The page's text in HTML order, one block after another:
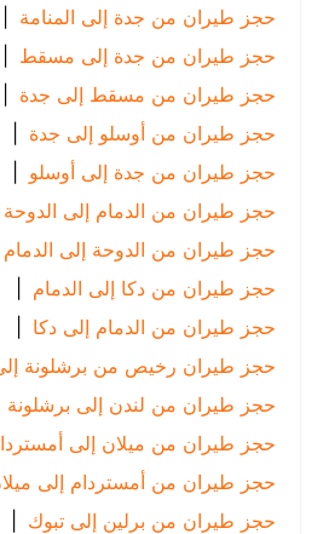
حجز طيران من جدة إلى المنامة |
حجز طيران من جدة إلى مسقط |
حجز طيران من مسقط إلى جدة
حجز طيران من أوسلو إلى جدة
حجز طيران من جدة إلى أوسلو
|
حجز طيران من الدمام إلى الدوحة |
حجز طيران من الدوحة إلى الدمام
|
حجز طيران من دكا إلى الدمام
|
حجز طيران من الدمام إلى دكا |
حجز طيران رخيص من برشلونة إلى لندن
حجز طيران من لندن إلى برشلونة
|
حجز طيران من ميلان إلى أمستردام |
حجز طيران من أمستردام إلى ميلان |
حجز طيران من برلين إلى تبوك
|